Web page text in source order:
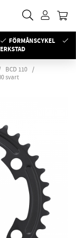
FÖRMÅNSCYKEL
BCD 110
svart